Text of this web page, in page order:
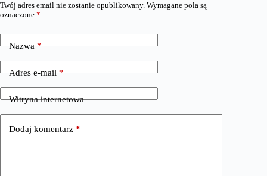
Twój adres email nie zostanie opublikowany. Wymagane pola są
oznaczone *
Nazwa*
Adres e-mail*
Witryna internetowa
Dodaj komentarz *